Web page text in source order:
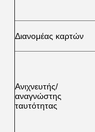
Διανομέας καρτών
Ανιχνευτής/
αναγνώστης
ταυτότητας